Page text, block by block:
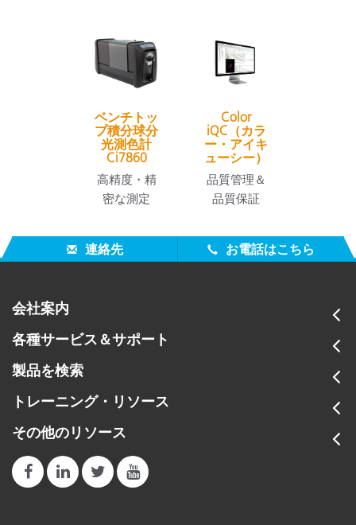
ベンチトッ
プ積分球分
光測色計
Ci7860
高精度・精
密な測定
Color
iQC（カラ
ー・アイキ
ューシー）
品質管理＆
品質保証
連絡先 お電話はこちら
会社案内
各種サービス＆サポート
製品を検索
トレーニング・リソース
その他のリソース